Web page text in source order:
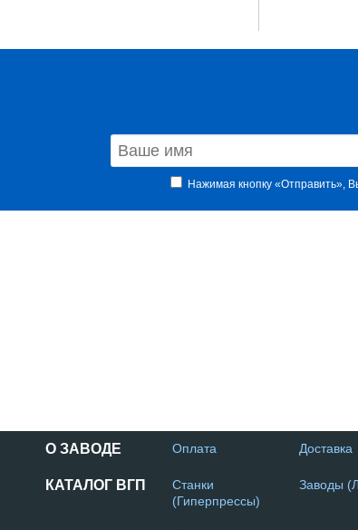
Нажимая кнопку «Отправить»,
О ЗАВОДЕ Оплата Доставка
КАТАЛОГ ВГП
Станки
(Гиперпрессы)
Заводы